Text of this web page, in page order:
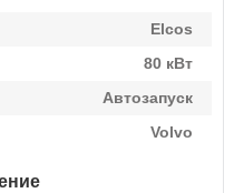
Elcos
80 кВт
Автозапуск
Volvo